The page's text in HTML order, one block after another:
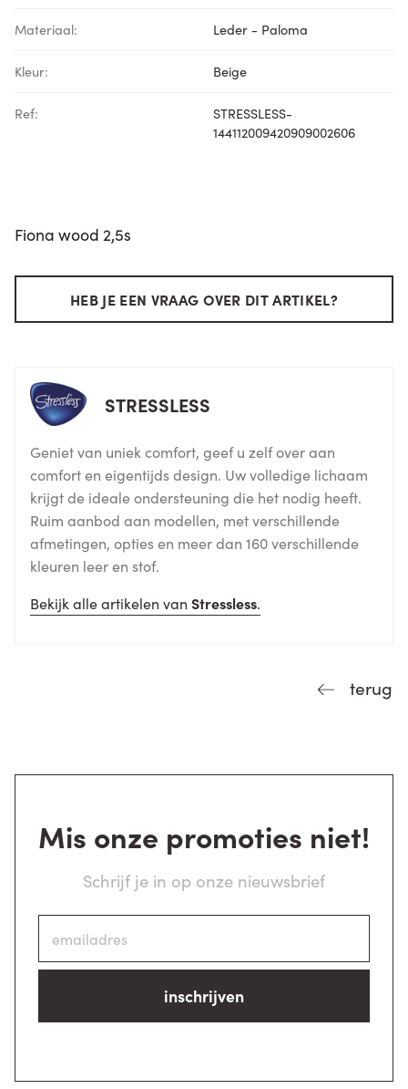
Materiaal: Leder - Paloma
Kleur: Beige
Ref:
STRESSLESS-
144112009420909002606
Fiona wood 2,5s
HEB JE EEN VRAAG OVER DIT ARTIKEL?
STRESSLESS
Geniet van uniek comfort, geef u zelf over aan
comfort en eigentijds design. Uw volledige lichaam
krijgt de ideale ondersteuning die het nodig heeft.
Ruim aanbod aan modellen, met verschillende
afmetingen, opties en meer dan 160 verschillende
kleuren leer en stof.
Bekijk alle artikelen van Stressless.
terug
Mis onze promoties niet!
Schrijf je in op onze nieuwsbrief
inschrijven